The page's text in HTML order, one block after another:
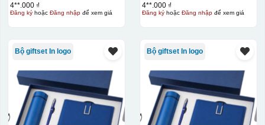
4**.000 ₫
Đăng kýhoặc Đăng nhậpđể xem giá
4**.000 ₫
Đăng kýhoặc Đăng nhậpđể xem giá
Bộ giftset In logo Bộ giftset In logo